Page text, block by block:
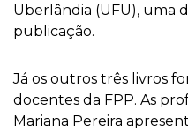
Uberlândia (UFU), uma
publicação.
Já os outros três livros
docentes da FPP. As
Mariana Pereira